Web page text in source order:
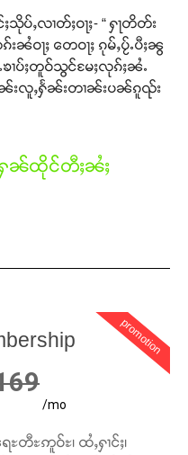
တီႈၵူႈလႅၼ်ပေႃးတေၸွ
မ်ႈၵမ်ႉထႅမ် ၸုမ်းၶၢ
ပ်ႇလၢတ်ႈဝႃႈ- “ ႁႃတိတ်း
ၼႆဝႃႈ တေဝႃႈ ၵုမ်ႇပႂ်ႉပီႈၼွ
ၢပ်ႈတူဝ်သွင်မႄႈလုၵ်ႈၼႆႉ
ၼ်းလူႇႁႅၼ်းတၢၼ်းပၼ်ၵူၺ်း
ႁၼ်ထိုင်တီႈၼႆႈ
promotion
/mo
ႊတီႊဢူဝ်ႊ၊ ထႆႇႁၢင်ႈ၊